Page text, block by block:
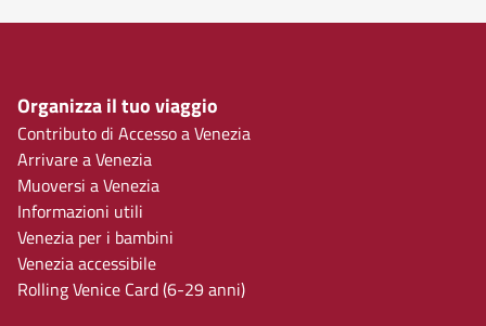
Organizza il tuo viaggio
Contributo di Accesso a Venezia
Arrivare a Venezia
Muoversi a Venezia
Informazioni utili
Venezia per i bambini
Venezia accessibile
Rolling Venice Card (6-29 anni)